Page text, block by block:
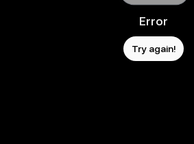
Error
Try again!